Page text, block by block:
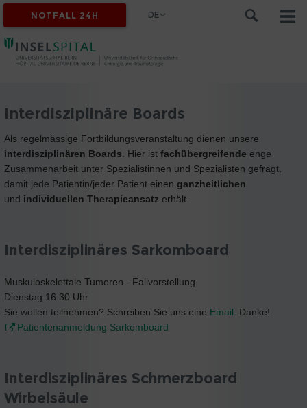
NOTFALL 24H DE
Interdisziplinäre Boards
Als regelmässige Fortbildungsveranstaltung dienen unsere
interdisziplinären Boards . Hier ist fachübergreifende enge
Zusammenarbeit unter Spezialistinnen und Spezialisten gefragt,
damit jede Patientin/jeder Patient einen ganzheitlichen
und individuellen Therapieansatz erhält.
Interdisziplinäres Sarkomboard
Muskuloskelettale Tumoren - Fallvorstellung
Dienstag 16:30 Uhr
Sie wollen teilnehmen? Schreiben Sie uns eine Email . Danke!
Patientenanmeldung Sarkomboard
Interdisziplinäres Schmerzboard
Wirbelsäule